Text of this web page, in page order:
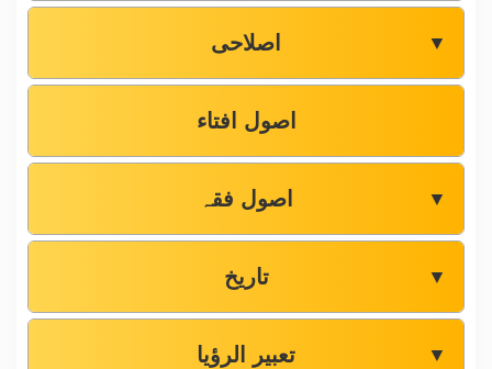
اصلاحی ▼
اصول افتاء
اصول فقہ ▼
تاریخ ▼
تعبیر الرؤیا ▼